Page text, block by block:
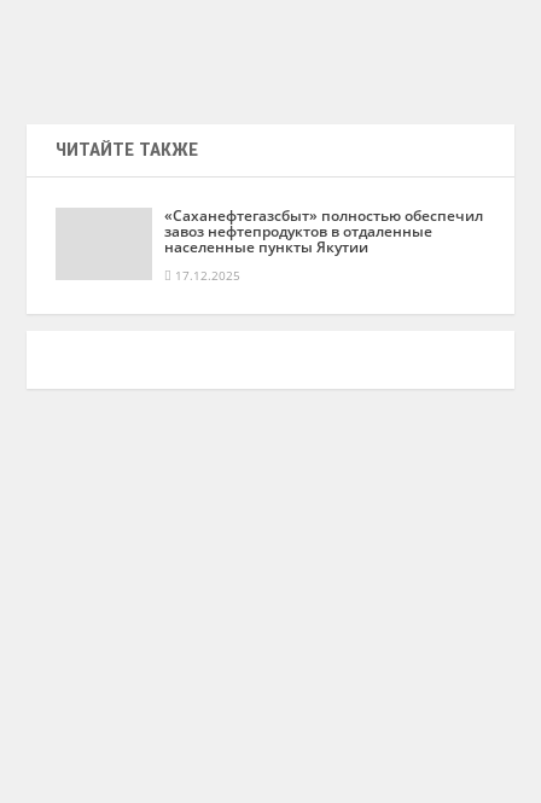
ЧИТАЙТЕ ТАКЖЕ
«Саханефтегазсбыт» полностью обеспечил
завоз нефтепродуктов в отдаленные
населенные пункты Якутии
17.12.2025